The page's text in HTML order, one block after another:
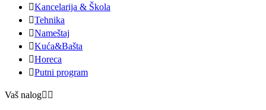
Kancelarija & Škola
Tehnika
Nameštaj
Kuća&Bašta
Horeca
Putni program
Vaš nalog 